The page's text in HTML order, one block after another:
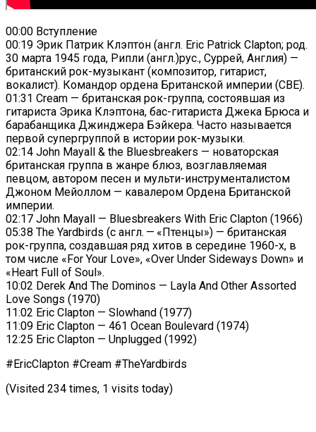
00:00 Вступление
00:19 Эрик Патрик Клэптон (англ. Eric Patrick Clapton; род.
30 марта 1945 года, Рипли (англ.)рус., Суррей, Англия) —
британский рок-музыкант (композитор, гитарист,
вокалист). Командор ордена Британской империи (CBE).
01:31 Cream — британская рок-группа, состоявшая из
гитариста Эрика Клэптона, бас-гитариста Джека Брюса и
барабанщика Джинджера Бэйкера. Часто называется
первой супергруппой в истории рок-музыки.
02:14 John Mayall & the Bluesbreakers — новаторская
британская группа в жанре блюз, возглавляемая
певцом, автором песен и мульти-инструменталистом
Джоном Мейоллом — кавалером Ордена Британской
империи.
02:17 John Mayall — Bluesbreakers With Eric Clapton (1966)
05:38 The Yardbirds (с англ. — «Птенцы») — британская
рок-группа, создавшая ряд хитов в середине 1960-х, в
том числе «For Your Love», «Over Under Sideways Down» и
«Heart Full of Soul».
10:02 Derek And The Dominos — Layla And Other Assorted
Love Songs (1970)
11:02 Eric Clapton — Slowhand (1977)
11:09 Eric Clapton — 461 Ocean Boulevard (1974)
12:25 Eric Clapton — Unplugged (1992)
#EricClapton #Cream #TheYardbirds
(Visited 234 times, 1 visits today)